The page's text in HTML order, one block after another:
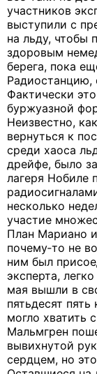
участников
выступили с
на льду, чтобы
здоровым
берега, пока
Радиостанцию,
Фактически
буржуазной
Неизвестно,
вернуться к
среди хаоса
дрейфе, было
лагеря Нобиле
несколько
участие
План Мариано
почему‑то не
ним был
эксперта,
мая вышли в
пятьдесят
могло хватить
Мальмгрен
вывихнутой
сердцем, но